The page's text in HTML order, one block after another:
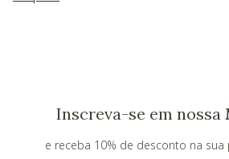
Inscreva-se em nossa
e receba 10% de desconto na